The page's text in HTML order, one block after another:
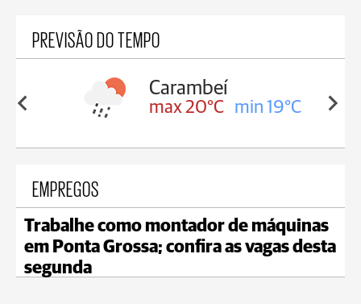
PREVISÃO DO TEMPO
19°C
Carambeí
max 20°C min 19°C
EMPREGOS
Trabalhe como montador de máquinas
em Ponta Grossa; confira as vagas desta
segunda